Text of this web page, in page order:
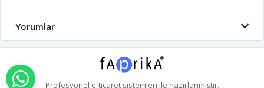
Yorumlar
Profesyonel e-ticaretsistemleri ile hazırlanmıştır.